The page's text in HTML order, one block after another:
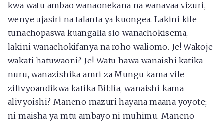
kwa watu ambao wanaonekana na wanavaa vizuri,
wenye ujasiri na talanta ya kuongea. Lakini kile
tunachopaswa kuangalia sio wanachokisema,
lakini wanachokifanya na roho waliomo. Je! Wakoje
wakati hatuwaoni? Je! Watu hawa wanaishi katika
nuru, wanazishika amri za Mungu kama vile
zilivyoandikwa katika Biblia, wanaishi kama
alivyoishi? Maneno mazuri hayana maana yoyote;
ni maisha ya mtu ambayo ni muhimu. Maneno